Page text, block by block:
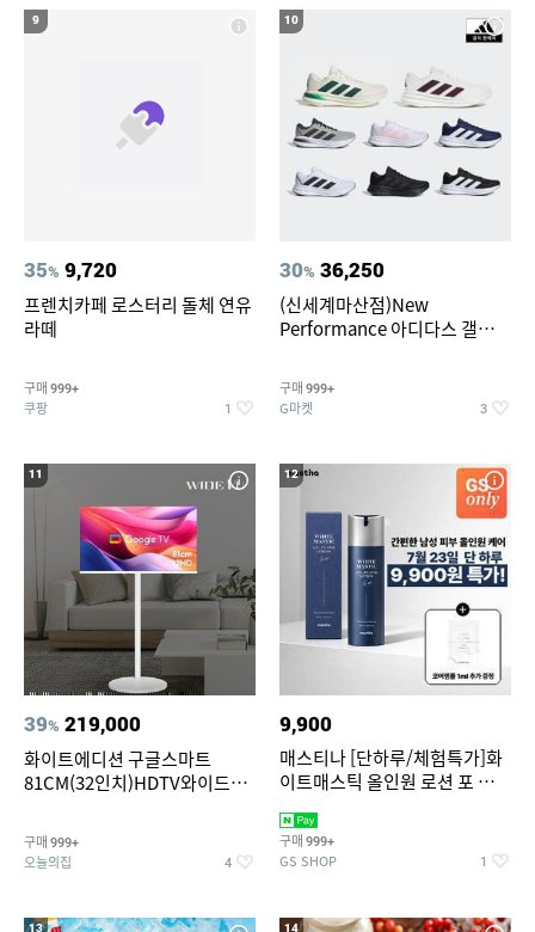
9
35% 9,720
프렌치카페 로스터리 돌체 연유
라떼
구매 999+
쿠팡 1
10
30% 36,250
(신세계마산점)New
Performance 아디다스 갤럭시
구매 999+
G마켓 3
11
39% 219,000
화이트에디션 구글스마트
81CM(32인치)HDTV와이드무
구매 999+
오늘의집 4
12
9,900
매스티나 [단하루/체험특가]화
이트매스틱 올인원 로션 포 맨
구매 999+
GS SHOP 1
13 14